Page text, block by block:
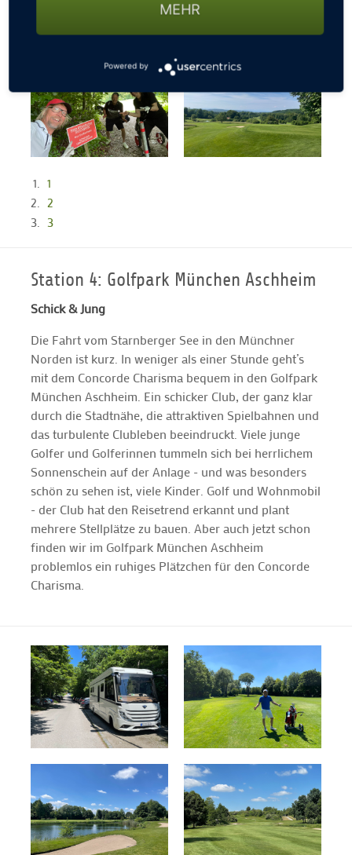
1
2
3
Station 4: Golfpark München Aschheim
Schick & Jung
Die Fahrt vom Starnberger See in den Münchner
Norden ist kurz. In weniger als einer Stunde geht’s
mit dem Concorde Charisma bequem in den Golfpark
München Aschheim. Ein schicker Club, der ganz klar
durch die Stadtnähe, die attraktiven Spielbahnen und
das turbulente Clubleben beeindruckt. Viele junge
Golfer und Golferinnen tummeln sich bei herrlichem
Sonnenschein auf der Anlage - und was besonders
schön zu sehen ist, viele Kinder. Golf und Wohnmobil
- der Club hat den Reisetrend erkannt und plant
mehrere Stellplätze zu bauen. Aber auch jetzt schon
finden wir im Golfpark München Aschheim
problemlos ein ruhiges Plätzchen für den Concorde
Charisma.
MEHR
Powered by